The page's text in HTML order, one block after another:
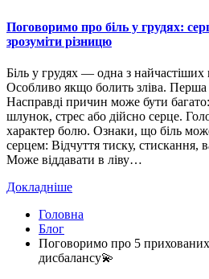
Поговоримо про біль у грудях:
зрозуміти різницю
Біль у грудях — одна з
Особливо якщо болить зліва.
Насправді причин може бути
шлунок, стрес або дійсно серце.
характер болю. Ознаки, що біль
серцем: Відчуття тиску, стискання,
Може віддавати в ліву…
Докладніше
Головна
Блог
Поговоримо про 5
дисбалансу💫